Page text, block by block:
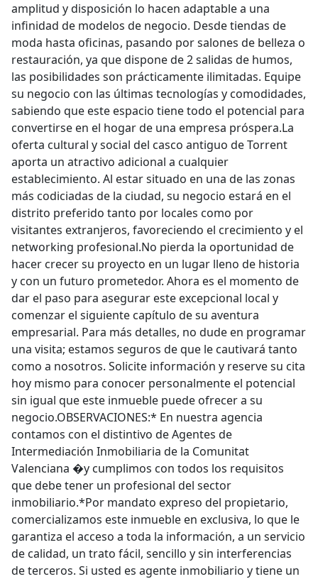
amplitud y disposición lo hacen adaptable a una
infinidad de modelos de negocio. Desde tiendas de
moda hasta oficinas, pasando por salones de belleza o
restauración, ya que dispone de 2 salidas de humos,
las posibilidades son prácticamente ilimitadas. Equipe
su negocio con las últimas tecnologías y comodidades,
sabiendo que este espacio tiene todo el potencial para
convertirse en el hogar de una empresa próspera.La
oferta cultural y social del casco antiguo de Torrent
aporta un atractivo adicional a cualquier
establecimiento. Al estar situado en una de las zonas
más codiciadas de la ciudad, su negocio estará en el
distrito preferido tanto por locales como por
visitantes extranjeros, favoreciendo el crecimiento y el
networking profesional.No pierda la oportunidad de
hacer crecer su proyecto en un lugar lleno de historia
y con un futuro prometedor. Ahora es el momento de
dar el paso para asegurar este excepcional local y
comenzar el siguiente capítulo de su aventura
empresarial. Para más detalles, no dude en programar
una visita; estamos seguros de que le cautivará tanto
como a nosotros. Solicite información y reserve su cita
hoy mismo para conocer personalmente el potencial
sin igual que este inmueble puede ofrecer a su
negocio.OBSERVACIONES:* En nuestra agencia
contamos con el distintivo de Agentes de
Intermediación Inmobiliaria de la Comunitat
Valenciana �y cumplimos con todos los requisitos
que debe tener un profesional del sector
inmobiliario.*Por mandato expreso del propietario,
comercializamos este inmueble en exclusiva, lo que le
garantiza el acceso a toda la información, a un servicio
de calidad, un trato fácil, sencillo y sin interferencias
de terceros. Si usted es agente inmobiliario y tiene un